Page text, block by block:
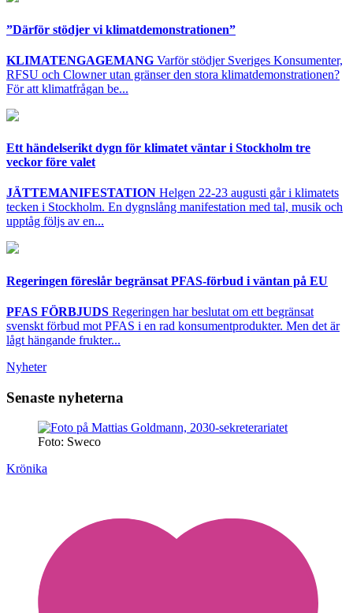
”Därför stödjer vi klimatdemonstrationen”
KLIMATENGAGEMANG Varför stödjer Sveriges Konsumenter,
RFSU och Clowner utan gränser den stora klimatdemonstrationen?
För att klimatfrågan be...
Ett händelserikt dygn för klimatet väntar i Stockholm tre
veckor före valet
JÄTTEMANIFESTATION Helgen 22-23 augusti går i klimatets
tecken i Stockholm. En dygnslång manifestation med tal, musik och
upptåg följs av en...
Regeringen föreslår begränsat PFAS-förbud i väntan på EU
PFAS FÖRBJUDS Regeringen har beslutat om ett begränsat
svenskt förbud mot PFAS i en rad konsumentprodukter. Men det är
lågt hängande frukter...
Nyheter
Senaste nyheterna
Foto: Sweco
Krönika